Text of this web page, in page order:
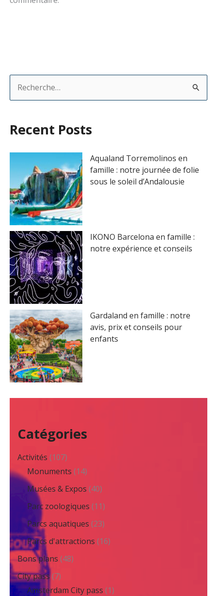
h
e
h
e
r
:
Recent Posts
Aqualand Torremolinos en
famille : notre journée de folie
sous le soleil d’Andalousie
IKONO Barcelona en famille :
notre expérience et conseils
Gardaland en famille : notre
avis, prix et conseils pour
enfants
Catégories
Activités (107)
Monuments (14)
Musées & Expos (40)
Parc zoologiques (11)
Parcs aquatiques (23)
Parcs d'attractions (16)
Bons plans (48)
City pass(7)
Amsterdam City pass (1)